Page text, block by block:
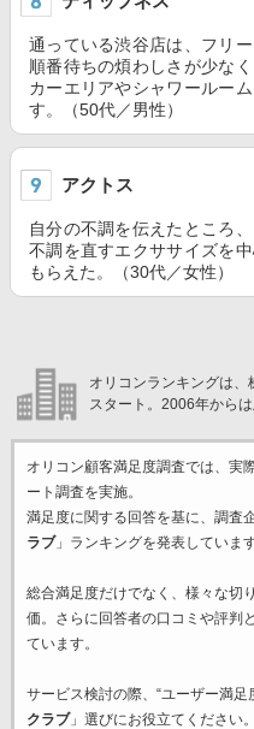
通っている渋谷店は、フリ
順番待ちの煩わしさが少な
カーエリアやシャワールー
す。（50代／男性）
アクトス
自分の不調を伝えたところ
不調を直すエクササイズを
もらえた。（30代／女性）
オリコンランキングは
スタート。2006年から
オリコン顧客満足度調査では、実
ート調査を実施。
満足度に関する回答を基に、調査
ラブ」ランキングを発表しています
総合満足度だけでなく、様々な切
価。さらに回答者の口コミや評判
ています。
サービス検討の際、“ユーザー満足
クラブ」選びにお役立てください。